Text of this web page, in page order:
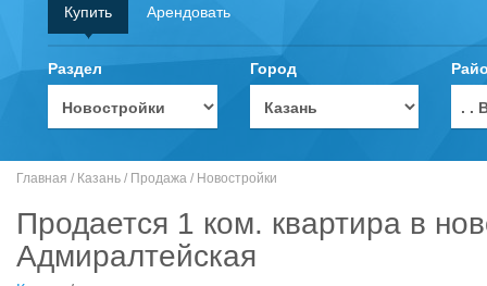
Купить Арендовать
Раздел Город
. .
Главная / Казань / Продажа / Новостройки
Продается 1 ком. квартира в
Адмиралтейская